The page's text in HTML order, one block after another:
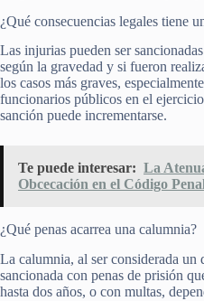
¿Qué consecuencias legales tiene
Las injurias pueden ser
según la gravedad y si fueron
los casos más graves,
funcionarios públicos en el
sanción puede incrementarse.
Te puede interesar: La
Obcecación en el Código
¿Qué penas acarrea una calumnia?
La calumnia, al ser considerada un
sancionada con penas de prisión
hasta dos años, o con multas,